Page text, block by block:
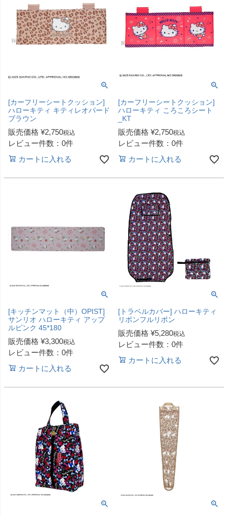
[カーフリーシートクッション]
ハローキティ キティレオパード
ブラウン
販売価格 ¥2,750税込
レビュー件数：0件
カートに入れる
[カーフリーシートクッション]
ハローキティ ころころシート
_KT
販売価格 ¥2,750税込
レビュー件数：0件
カートに入れる
[キッチンマット（中）OPIST]
サンリオ ハローキティ アップ
ルピンク 45*180
販売価格 ¥3,300税込
レビュー件数：0件
カートに入れる
[トラベルカバー] ハローキティ
リボンフルリボン
販売価格 ¥5,280税込
レビュー件数：0件
カートに入れる